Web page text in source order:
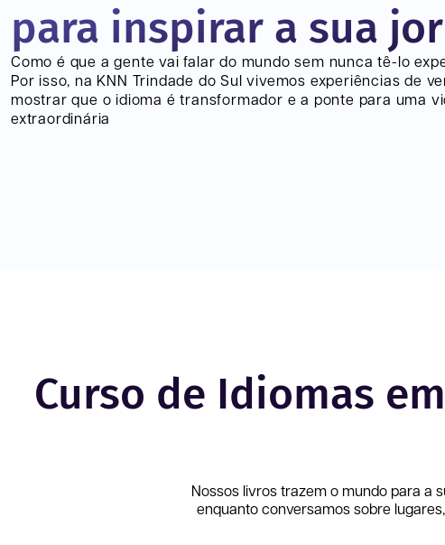
para inspirar a sua
Como é que a gente vai falar do mundo sem nunca tê-lo
Por isso, na KNN Trindade do Sul
vivemos experiências de
mostrar que o idioma é transformador e a ponte para uma
extraordinária
Curso de Idiomas
Nossos livros trazem o mundo para a
enquanto conversamos sobre